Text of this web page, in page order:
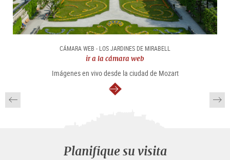
CÁMARA WEB - LOS JARDINES DE MIRABELL
ir a la cámara web
Imágenes en vivo desde la ciudad de Mozart
continuar
Planifique su visita